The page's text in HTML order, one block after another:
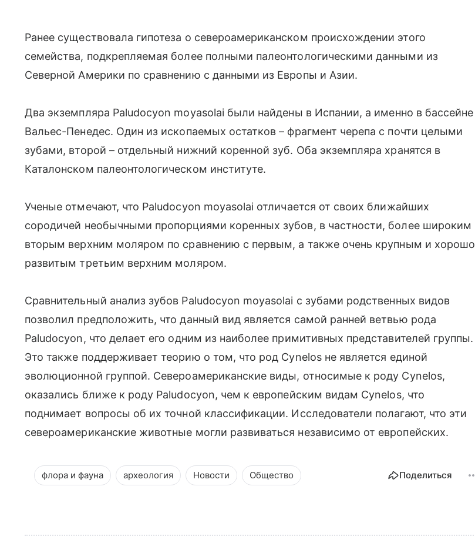
Ранее существовала гипотеза о североамериканском происхождении этого
семейства, подкрепляемая более полными палеонтологическими данными из
Северной Америки по сравнению с данными из Европы и Азии.
Два экземпляра Paludocyon moyasolai были найдены в Испании, а именно в бассейне
Вальес-Пенедес. Один из ископаемых остатков – фрагмент черепа с почти целыми
зубами, второй – отдельный нижний коренной зуб. Оба экземпляра хранятся в
Каталонском палеонтологическом институте.
Ученые отмечают, что Paludocyon moyasolai отличается от своих ближайших
сородичей необычными пропорциями коренных зубов, в частности, более широким
вторым верхним моляром по сравнению с первым, а также очень крупным и хорошо
развитым третьим верхним моляром.
Сравнительный анализ зубов Paludocyon moyasolai с зубами родственных видов
позволил предположить, что данный вид является самой ранней ветвью рода
Paludocyon, что делает его одним из наиболее примитивных представителей группы.
Это также поддерживает теорию о том, что род Cynelos не является единой
эволюционной группой. Североамериканские виды, относимые к роду Cynelos,
оказались ближе к роду Paludocyon, чем к европейским видам Cynelos, что
поднимает вопросы об их точной классификации. Исследователи полагают, что эти
североамериканские животные могли развиваться независимо от европейских.
флора и фауна археология Новости Общество Поделиться